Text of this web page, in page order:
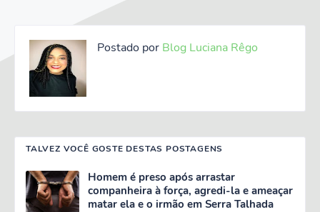
Postado por Blog Luciana Rêgo
TALVEZ VOCÊ GOSTE DESTAS POSTAGENS
Homem é preso após arrastar
companheira à força, agredi-la e ameaçar
matar ela e o irmão em Serra Talhada